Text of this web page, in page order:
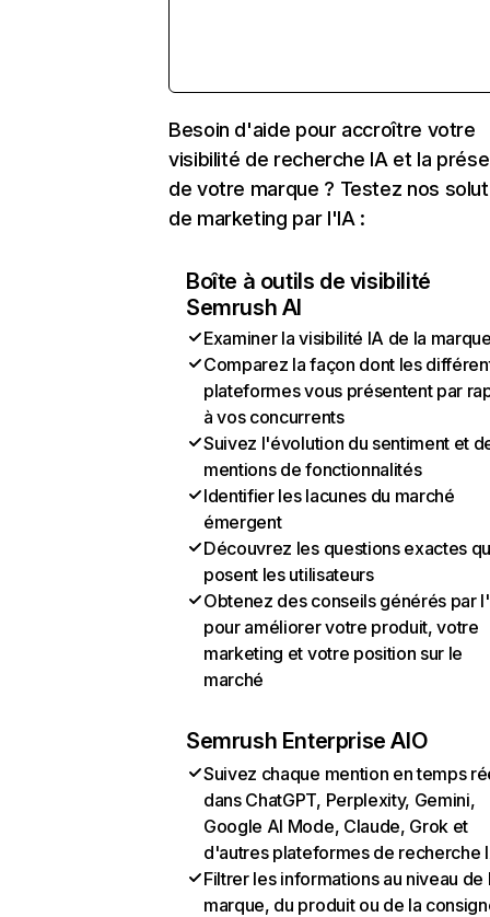
Besoin d'aide pour accroître votre
visibilité de recherche IA et la
de votre marque ? Testez nos
de marketing par l'IA :
Boîte à outils de visibilité
Semrush AI
Examiner la visibilité IA de la
Comparez la façon dont les
plateformes vous présentent par
à vos concurrents
Suivez l'évolution du sentiment et
mentions de fonctionnalités
Identifier les lacunes du marché
émergent
Découvrez les questions exactes
posent les utilisateurs
Obtenez des conseils générés par
pour améliorer votre produit, votre
marketing et votre position sur le
marché
Semrush Enterprise AIO
Suivez chaque mention en temps
dans ChatGPT, Perplexity, Gemini,
Google AI Mode, Claude, Grok et
d'autres plateformes de recherche
Filtrer les informations au niveau de
marque, du produit ou de la